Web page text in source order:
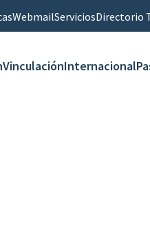
WebmailServiciosDirectorio
VinculaciónInternacional